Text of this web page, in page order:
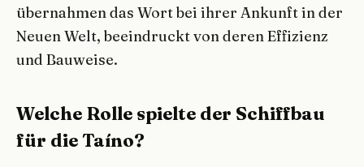
übernahmen das Wort bei ihrer Ankunft in der
Neuen Welt, beeindruckt von deren Effizienz
und Bauweise.
Welche Rolle spielte der Schiffbau
für die Taíno?